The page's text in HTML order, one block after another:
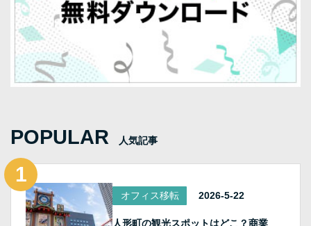
POPULAR 人気記事
オフィス移転 2026-5-22
人形町の観光スポットはどこ？商業